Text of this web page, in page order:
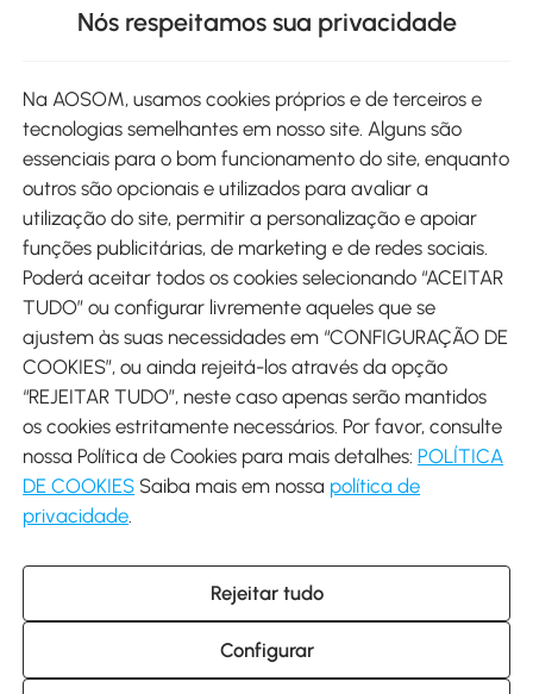
Métodos de pagamento
Envio
Descarregar Aosom App
Google Play
+34 931 294 512 (Seg-Sex das 7:30 às 16:30h)
info@aosom.pt
C/ Roc Gros, nº 15. 08550 Els Hostalets de Balenyà (Barcelona),
Espanha
Nós respeitamos sua privacidade
Na AOSOM, usamos cookies próprios e de terceiros e
tecnologias semelhantes em nosso site. Alguns são
essenciais para o bom funcionamento do site, enquanto
outros são opcionais e utilizados para avaliar a
utilização do site, permitir a personalização e apoiar
funções publicitárias, de marketing e de redes sociais.
Poderá aceitar todos os cookies selecionando “ACEITAR
TUDO” ou configurar livremente aqueles que se
ajustem às suas necessidades em “CONFIGURAÇÃO DE
COOKIES”, ou ainda rejeitá-los através da opção
“REJEITAR TUDO”, neste caso apenas serão mantidos
os cookies estritamente necessários. Por favor, consulte
nossa Política de Cookies para mais detalhes: POLÍTICA
DE COOKIES Saiba mais em nossa política de
privacidade
Rejeitar tudo
Configurar